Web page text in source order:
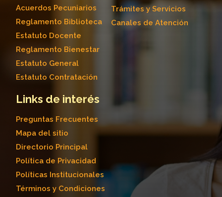
Acuerdos Pecuniarios
Reglamento Biblioteca
Estatuto Docente
Reglamento Bienestar
Estatuto General
Estatuto Contratación
Trámites y Servicios
Canales de Atención
Links de interés
Preguntas Frecuentes
Mapa del sitio
Directorio Principal
Política de Privacidad
Políticas Institucionales
Términos y Condiciones